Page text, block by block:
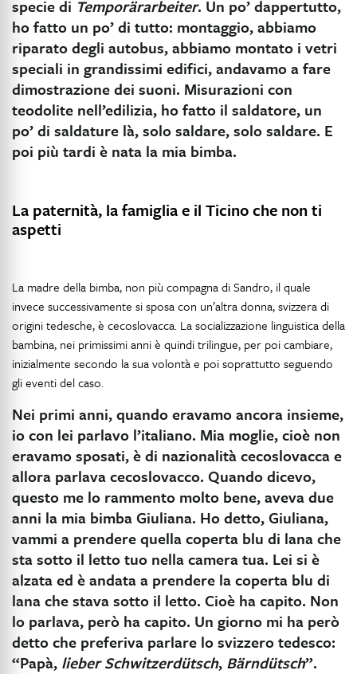
specie di Temporärarbeiter. Un po’ dappertutto,
ho fatto un po’ di tutto: montaggio, abbiamo
riparato degli autobus, abbiamo montato i vetri
speciali in grandissimi edifici, andavamo a fare
dimostrazione dei suoni. Misurazioni con
teodolite nell’edilizia, ho fatto il saldatore, un
po’ di saldature là, solo saldare, solo saldare. E
poi più tardi è nata la mia bimba.
La paternità, la famiglia e il Ticino che non ti
aspetti
La madre della bimba, non più compagna di Sandro, il quale
invece successivamente si sposa con un’altra donna, svizzera di
origini tedesche, è cecoslovacca. La socializzazione linguistica della
bambina, nei primissimi anni è quindi trilingue, per poi cambiare,
inizialmente secondo la sua volontà e poi soprattutto seguendo
gli eventi del caso.
Nei primi anni, quando eravamo ancora insieme,
io con lei parlavo l’italiano. Mia moglie, cioè non
eravamo sposati, è di nazionalità cecoslovacca e
allora parlava cecoslovacco. Quando dicevo,
questo me lo rammento molto bene, aveva due
anni la mia bimba Giuliana. Ho detto, Giuliana,
vammi a prendere quella coperta blu di lana che
sta sotto il letto tuo nella camera tua. Lei si è
alzata ed è andata a prendere la coperta blu di
lana che stava sotto il letto. Cioè ha capito. Non
lo parlava, però ha capito. Un giorno mi ha però
detto che preferiva parlare lo svizzero tedesco:
“Papà, lieber Schwitzerdütsch, Bärndütsch”.